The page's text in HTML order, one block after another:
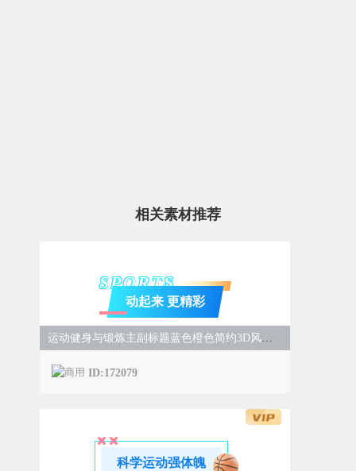
相关素材推荐
SPORTS
动起来 更精彩
运动健身与锻炼主副标题蓝色橙色简约3D风样式
ID:172079
科学运动强体魄